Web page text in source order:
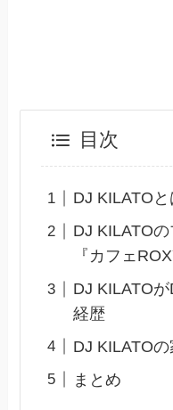
目次
DJ KILATOと
DJ KILATO
『カフェ
DJ KILATO
経歴
DJ KILATO
まとめ